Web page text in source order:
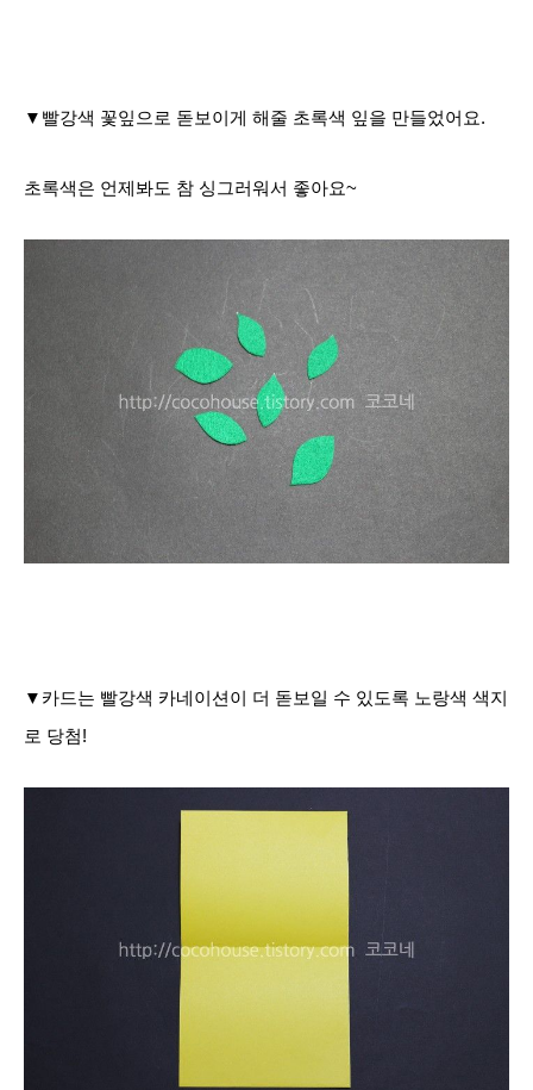
▼빨강색 꽃잎으로 돋보이게 해줄 초록색 잎을 만들었어요.
초록색은 언제봐도 참 싱그러워서 좋아요~
▼카드는 빨강색 카네이션이 더 돋보일 수 있도록 노랑색 색지
로 당첨!